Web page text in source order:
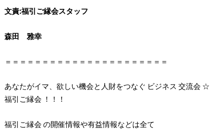
文責:福引ご縁会スタッフ
森田 雅幸
＝＝＝＝＝＝＝＝＝＝＝＝＝＝＝＝＝＝＝＝＝＝
あなたがイマ、欲しい機会と人財をつなぐ ビジネス 交流会 ☆
福引ご縁会 ！！！
福引ご縁会 の開催情報や有益情報などは全て